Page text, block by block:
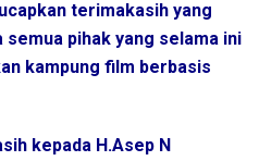
terimakasih yang
pihak yang selama ini
kampung film berbasis
kepada H.Asep N